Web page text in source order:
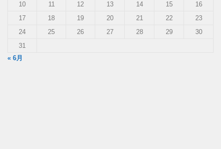
10
11 12 13 14 15
16
17
18 19 20 21 22
23
24
25 26 27 28 29
30
31
« 6月